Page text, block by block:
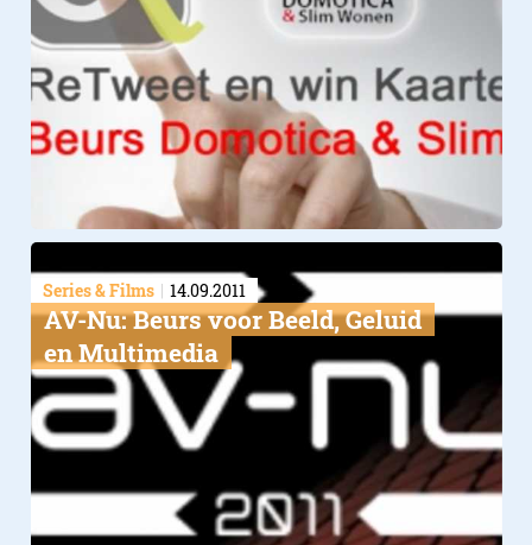
Series & Films 14.09.2011
AV-Nu: Beurs voor Beeld, Geluid
en Multimedia